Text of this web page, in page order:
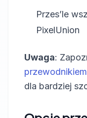
Przes’le
PixelUnion
Uwaga:
dla bardziej